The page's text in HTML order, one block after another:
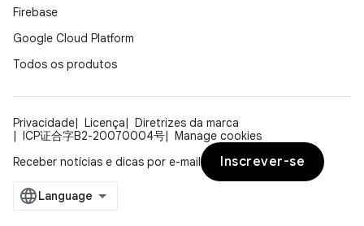
Firebase
Google Cloud Platform
Todos os produtos
Privacidade Licença
Diretrizes da marca
ICP证合字B2-20070004号
Manage cookies
Receber notícias e dicas por e-mail
Inscrever-se